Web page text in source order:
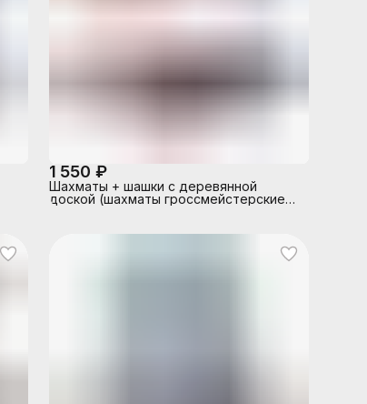
1 550 ₽
Шахматы + шашки с деревянной
доской (шахматы гроссмейстерские
415х215мм)